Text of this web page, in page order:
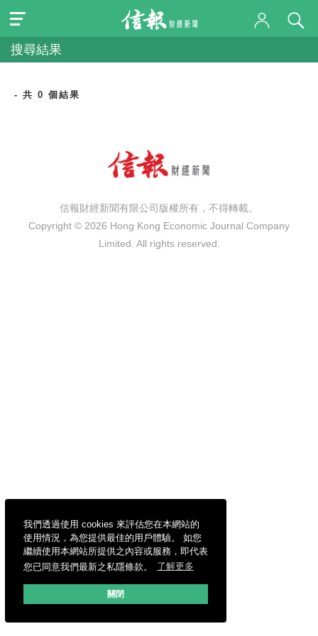
我們透過使用 cookies 來評估您在本網站的
使用情況，為您提供最佳的用戶體驗。 如您
繼續使用本網站所提供之內容或服務，即代表
您已同意我們最新之私隱條款。
了解更多
關閉
搜尋結果
- 共 0 個結果
信報財經新聞有限公司版權所有，不得轉載。
Copyright © 2026 Hong Kong Economic Journal Company
Limited. All rights reserved.